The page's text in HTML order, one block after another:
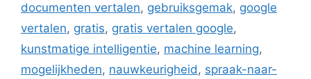
documenten vertalen, gebruiksgemak, google
vertalen, gratis, gratis vertalen google,
kunstmatige intelligentie, machine learning,
mogelijkheden, nauwkeurigheid, spraak-naar-